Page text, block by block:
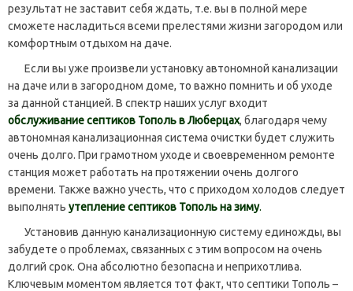
результат не заставит себя ждать, т.е. вы в полной мере
сможете насладиться всеми прелестями жизни загородом или
комфортным отдыхом на даче.
Если вы уже произвели установку автономной канализации
на даче или в загородном доме, то важно помнить и об уходе
за данной станцией. В спектр наших услуг входит
обслуживание септиков Тополь в Люберцах, благодаря чему
автономная канализационная система очистки будет служить
очень долго. При грамотном уходе и своевременном ремонте
станция может работать на протяжении очень долгого
времени. Также важно учесть, что с приходом холодов следует
выполнять утепление септиков Тополь на зиму.
Установив данную канализационную систему единожды, вы
забудете о проблемах, связанных с этим вопросом на очень
долгий срок. Она абсолютно безопасна и неприхотлива.
Ключевым моментом является тот факт, что септики Тополь –